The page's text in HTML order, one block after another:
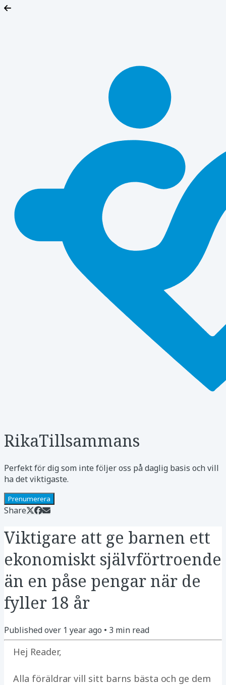
RikaTillsammans
Perfekt för dig som inte följer oss på daglig basis och vill
ha det viktigaste.
Prenumerera
Share
Viktigare att ge barnen ett
ekonomiskt självförtroende
än en påse pengar när de
fyller 18 år
Publishedover 1 year ago • 3 min read
Hej Reader,
Alla föräldrar vill sitt barns bästa och ge dem